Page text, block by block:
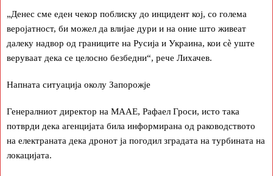
„Денес сме еден чекор поблиску до инцидент кој, со голема
веројатност, би можел да влијае дури и на оние што живеат
далеку надвор од границите на Русија и Украина, кои сè уште
веруваат дека се целосно безбедни“, рече Лихачев.
Напната ситуација околу Запорожје
Генералниот директор на МААЕ, Рафаел Гроси, исто така
потврди дека агенцијата била информирана од раководството
на електраната дека дронот ја погодил зградата на турбината на
локацијата.